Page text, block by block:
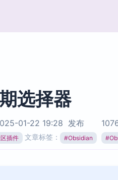
加速
市场
选择器
01-22 19:28 发布
插件 文章标签： #Obsidian #